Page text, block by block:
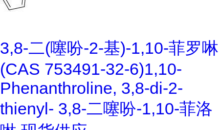
3,8-二(噻吩-2-基)-1,10-菲罗啉
(CAS 753491-32-6)1,10-
Phenanthroline, 3,8-di-2-
thienyl- 3,8-二噻吩-1,10-菲洛